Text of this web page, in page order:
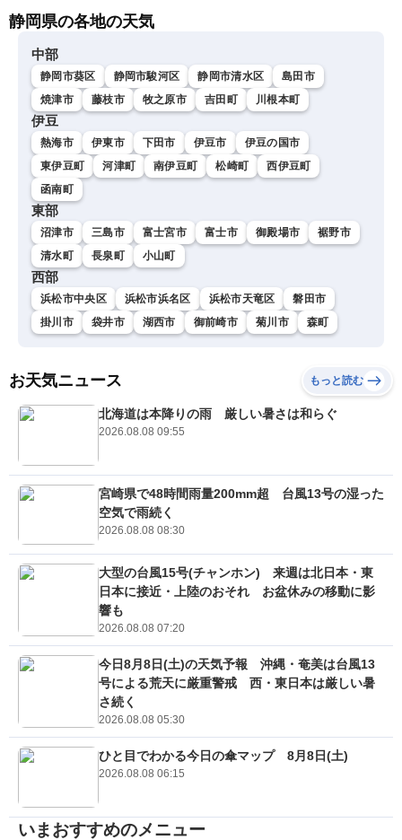
静岡県の各地の天気
中部
静岡市葵区 静岡市駿河区 静岡市清水区
島田市
焼津市
藤枝市 牧之原市 吉田町 川根本町
伊豆
熱海市 伊東市 下田市 伊豆市
伊豆の国市
東伊豆町
河津町 南伊豆町 松崎町
西伊豆町
函南町
東部
沼津市 三島市 富士宮市 富士市 御殿場市
裾野市
清水町
長泉町 小山町
西部
浜松市中央区 浜松市浜名区 浜松市天竜区
磐田市
掛川市
袋井市 湖西市 御前崎市 菊川市 森町
お天気ニュース もっと読む
北海道は本降りの雨 厳しい暑さは和らぐ
2026.08.08 09:55
宮崎県で48時間雨量200mm超 台風13号の湿った
空気で雨続く
2026.08.08 08:30
大型の台風15号(チャンホン) 来週は北日本・東
日本に接近・上陸のおそれ お盆休みの移動に影
響も
2026.08.08 07:20
今日8月8日(土)の天気予報 沖縄・奄美は台風13
号による荒天に厳重警戒 西・東日本は厳しい暑
さ続く
2026.08.08 05:30
ひと目でわかる今日の傘マップ 8月8日(土)
2026.08.08 06:15
いまおすすめのメニュー